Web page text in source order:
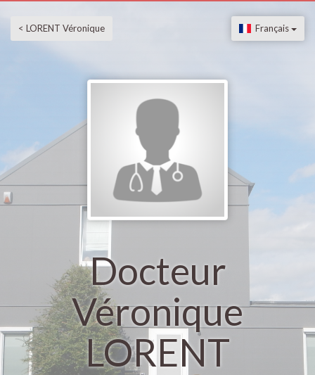
< LORENT Véronique Français
Docteur
Véronique
LORENT